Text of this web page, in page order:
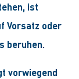
ist
Vorsatz oder
beruhen.
vorwiegend